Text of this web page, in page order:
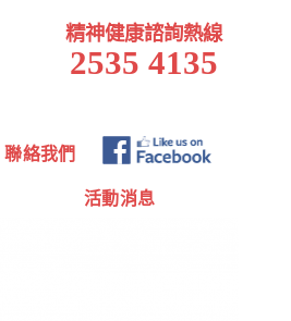
精神健康諮詢熱線
2535 4135
聯絡我們
活動消息